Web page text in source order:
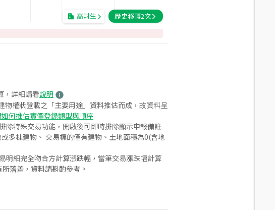
高財生 歷史移轉2次
，詳細請看說明
權狀登載之「主要用途」資料推估而成，故資料呈
何推估實價登錄類型與順序
除特殊交易功能，開啟後可即時排除顯示申報備註
多棟建物、 交易標的僅有建物、土地面積為0(含地
明細完全吻合方計算漲跌幅，當筆交易漲跌幅計算
落差，資料請斟酌參考。